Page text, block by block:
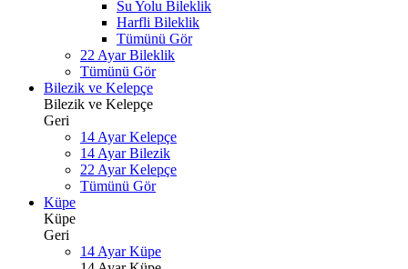
Su Yolu Bileklik
Harfli Bileklik
Tümünü Gör
22 Ayar Bileklik
Tümünü Gör
Bilezik ve Kelepçe
Bilezik ve Kelepçe
Geri
14 Ayar Kelepçe
14 Ayar Bilezik
22 Ayar Kelepçe
Tümünü Gör
Küpe
Küpe
Geri
14 Ayar Küpe